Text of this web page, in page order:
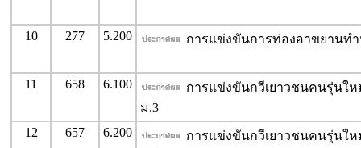
10 277 5.200 การแข่งขันการท่องอาขยานทำ
11 658 6.100
การแข่งขันกวีเยาวชนคนรุ่นใ
ม.3
12
657 6.200
การแข่งขันกวีเยาวชนคนรุ่นใ